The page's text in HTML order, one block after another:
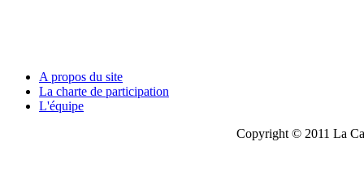
A propos du site
La charte de participation
L'équipe
Copyright © 2011 La